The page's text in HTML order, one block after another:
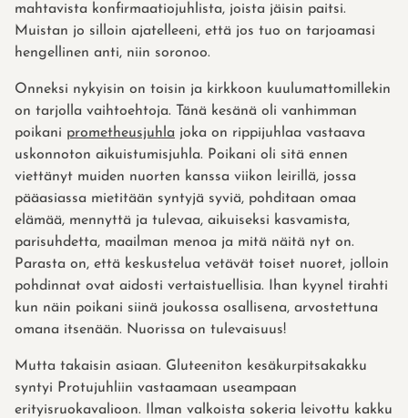
mahtavista konfirmaatiojuhlista, joista jäisin paitsi.
Muistan jo silloin ajatelleeni, että jos tuo on tarjoamasi
hengellinen anti, niin soronoo.
Onneksi nykyisin on toisin ja kirkkoon kuulumattomillekin
on tarjolla vaihtoehtoja. Tänä kesänä oli vanhimman
poikani prometheusjuhla joka on rippijuhlaa vastaava
uskonnoton aikuistumisjuhla. Poikani oli sitä ennen
viettänyt muiden nuorten kanssa viikon leirillä, jossa
pääasiassa mietitään syntyjä syviä, pohditaan omaa
elämää, mennyttä ja tulevaa, aikuiseksi kasvamista,
parisuhdetta, maailman menoa ja mitä näitä nyt on.
Parasta on, että keskustelua vetävät toiset nuoret, jolloin
pohdinnat ovat aidosti vertaistuellisia. Ihan kyynel tirahti
kun näin poikani siinä joukossa osallisena, arvostettuna
omana itsenään. Nuorissa on tulevaisuus!
Mutta takaisin asiaan. Gluteeniton kesäkurpitsakakku
syntyi Protujuhliin vastaamaan useampaan
erityisruokavalioon. Ilman valkoista sokeria leivottu kakku